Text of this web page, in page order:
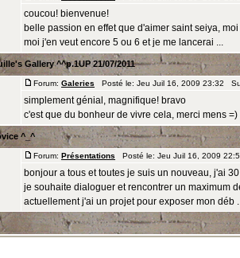
coucou! bienvenue!
belle passion en effet que d'aimer saint seiya,
moi j'en veut encore 5 ou 6 et je me lancerai ...
Gallery ^^p.1UP 21/07/2011
Forum: Galeries Posté le: Jeu Juil 16, 2009 23:32
simplement génial, magnifique! bravo
c'est que du bonheur de vivre cela, merci mens =)
^_^
Forum: Présentations Posté le: Jeu Juil 16, 2009
bonjour a tous et toutes je suis un nouveau, j'ai
je souhaite dialoguer et rencontrer un maximum
actuellement j'ai un projet pour exposer mon déb